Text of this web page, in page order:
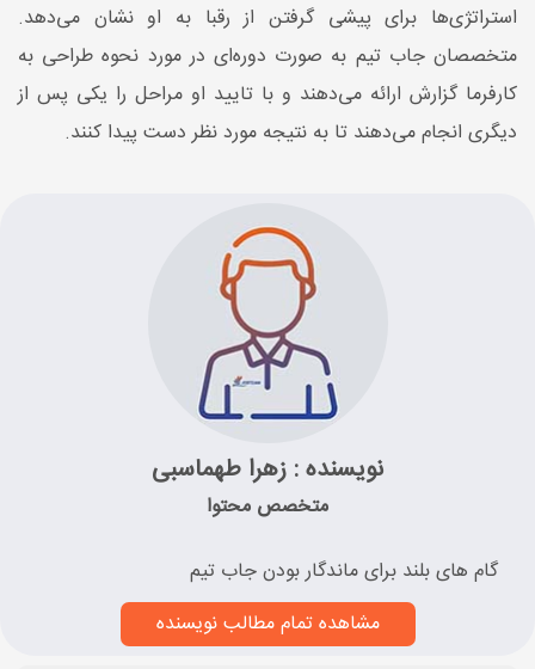
استراتژی‌ها برای پیشی گرفتن از رقبا به او نشان می‌دهد.
متخصصان جاب تیم به صورت دوره‌ای در مورد نحوه طراحی به
کارفرما گزارش ارائه می‌دهند و با تایید او مراحل را یکی پس از
دیگری انجام می‌دهند تا به نتیجه مورد نظر دست پیدا کنند.
نویسنده : زهرا طهماسبی
متخصص محتوا
گام های بلند برای ماندگار بودن جاب تیم
مشاهده تمام مطالب نویسنده